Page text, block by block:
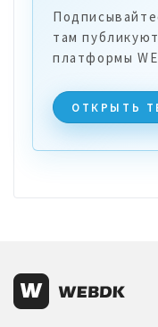
там
платформы
ОТКРЫТЬ